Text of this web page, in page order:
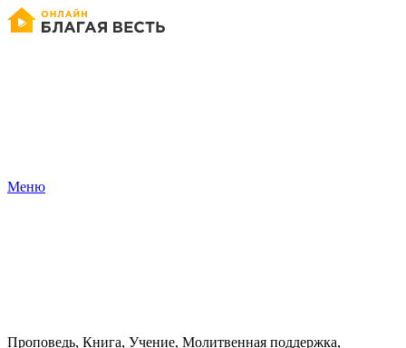
Меню
Проповедь, Книга, Учение, Молитвенная поддержка,